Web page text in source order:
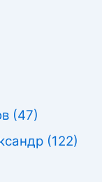
(47)
(122)